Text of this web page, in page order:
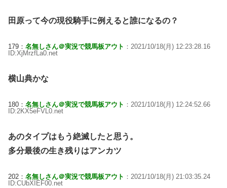
田原って今の現役騎手に例えると誰になるの？
179： 名無しさん＠実況で競馬板アウト ：2021/10/18(月) 12:23:28.16
ID:XjMrzfLa0.net
横山典かな
180： 名無しさん＠実況で競馬板アウト ：2021/10/18(月) 12:24:52.66
ID:2KX5eFVL0.net
あのタイプはもう絶滅したと思う。
多分最後の生き残りはアンカツ
202： 名無しさん＠実況で競馬板アウト ：2021/10/18(月) 21:03:35.24
ID:CUbXIEF00.net